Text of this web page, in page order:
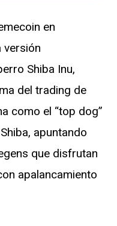
en
versión
Shiba Inu,
del trading de
como el “top dog”
apuntando
que disfrutan
apalancamiento